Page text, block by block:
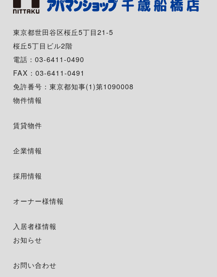
東京都世田谷区桜丘5丁目21-5
桜丘5丁目ビル2階
電話：03-6411-0490
FAX：03-6411-0491
免許番号：東京都知事(1)第1090008
物件情報
賃貸物件
企業情報
採用情報
オーナー様情報
入居者様情報
お知らせ
お問い合わせ